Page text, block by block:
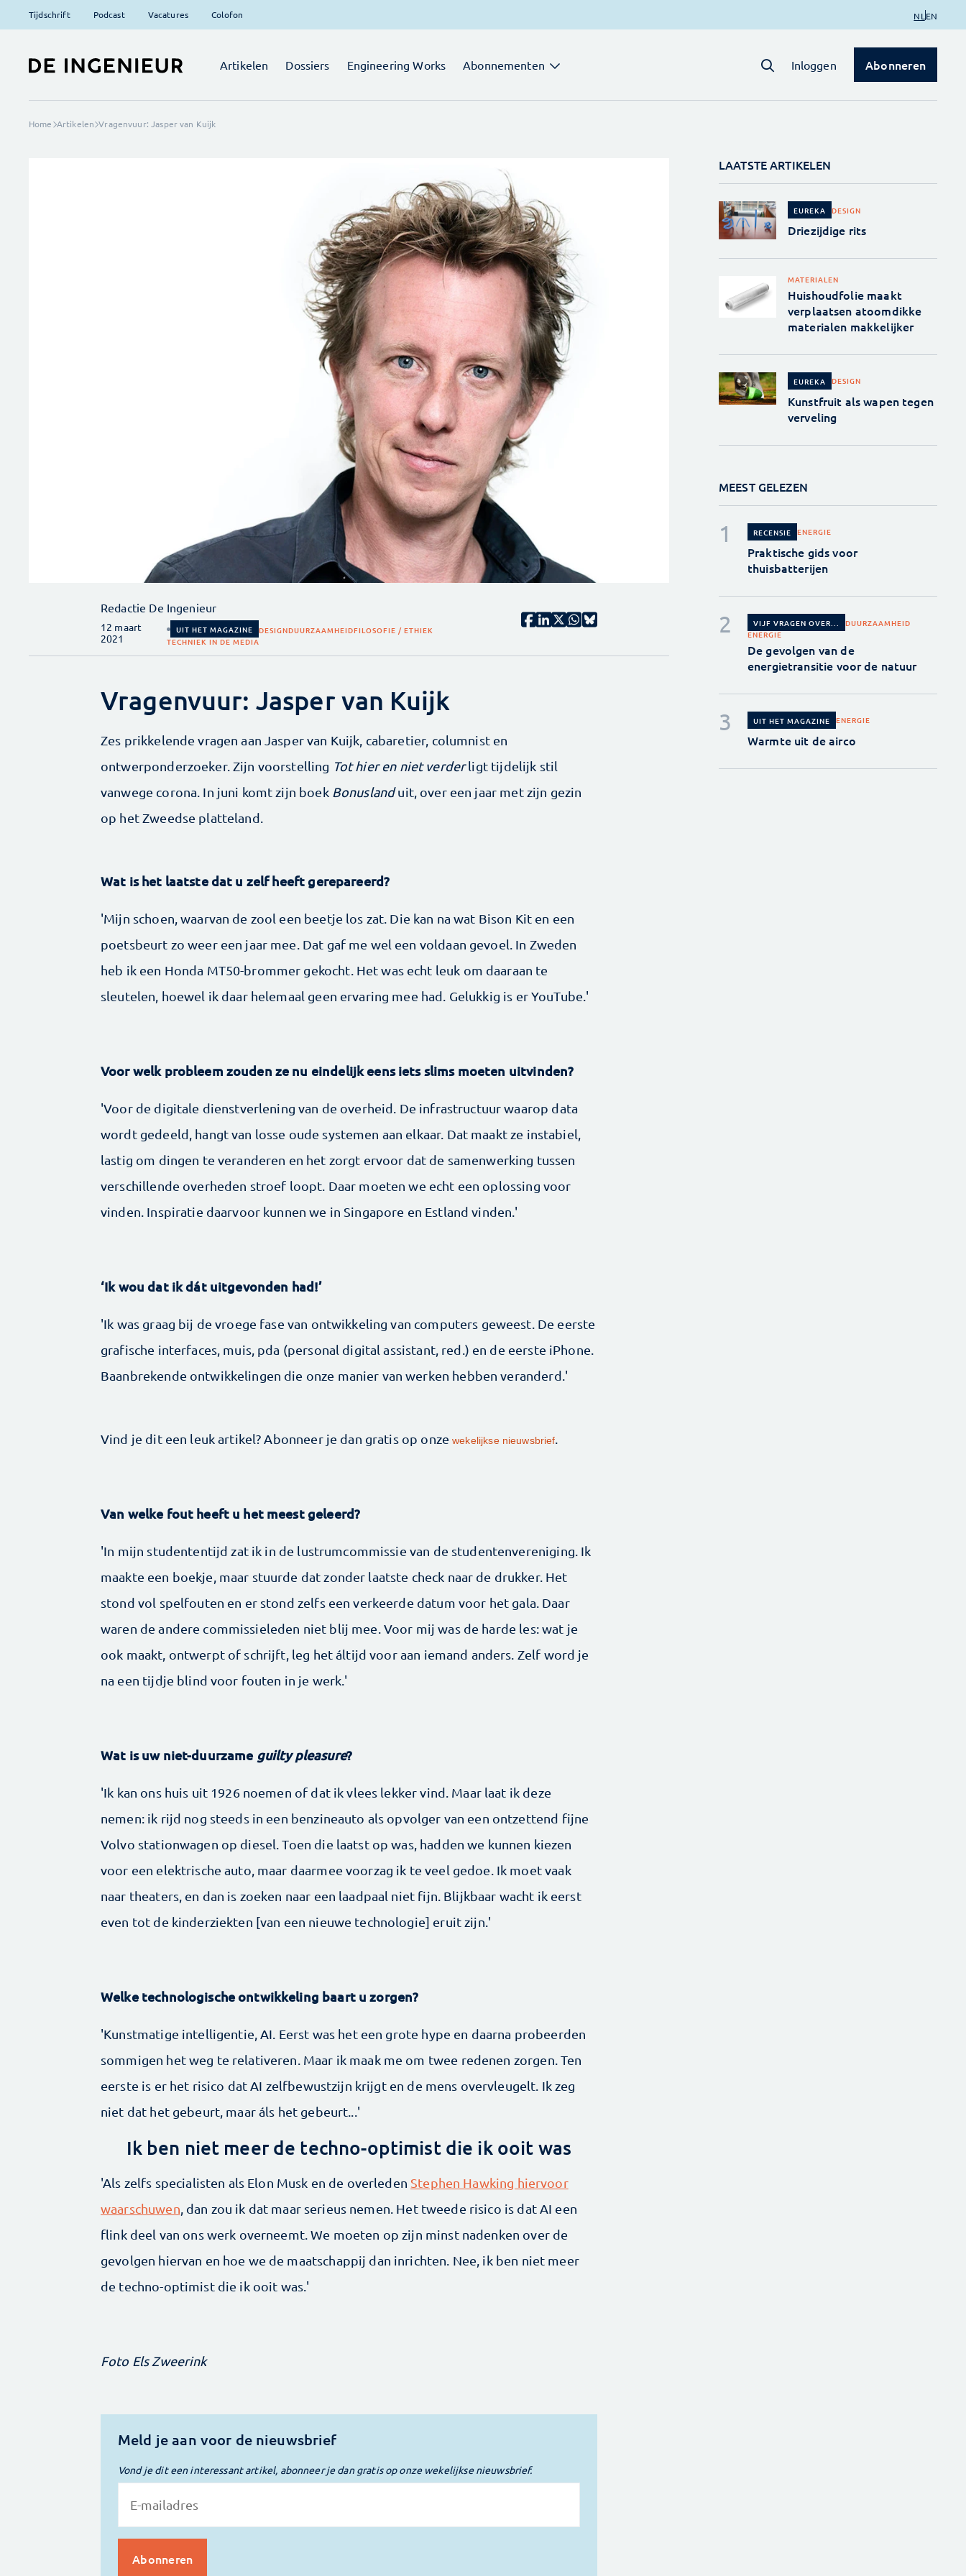
Tijdschrift Podcast Vacatures Colofon NL EN
Artikelen Dossiers Engineering Works Abonnementen Inloggen Abonneren
Home Artikelen Vragenvuur: Jasper van Kuijk
Redactie De Ingenieur
12 maart
2021
UIT HET MAGAZINE DESIGNDUURZAAMHEIDFILOSOFIE / ETHIEK
TECHNIEK IN DE MEDIA
Vragenvuur: Jasper van Kuijk
Zes prikkelende vragen aan Jasper van Kuijk, cabaretier, columnist en
ontwerponderzoeker. Zijn voorstelling Tot hier en niet verderligt tijdelijk stil
vanwege corona. In juni komt zijn boek Bonuslanduit, over een jaar met zijn gezin
op het Zweedse platteland.
Wat is het laatste dat u zelf heeft gerepareerd?
'Mijn schoen, waarvan de zool een beetje los zat. Die kan na wat Bison Kit en een
poetsbeurt zo weer een jaar mee. Dat gaf me wel een voldaan gevoel. In Zweden
heb ik een Honda MT50-brommer gekocht. Het was echt leuk om daaraan te
sleutelen, hoewel ik daar helemaal geen ervaring mee had. Gelukkig is er YouTube.'
Voor welk probleem zouden ze nu eindelijk eens iets slims moeten uitvinden?
'Voor de digitale dienstverlening van de overheid. De infrastructuur waarop data
wordt gedeeld, hangt van losse oude systemen aan elkaar. Dat maakt ze instabiel,
lastig om dingen te veranderen en het zorgt ervoor dat de samenwerking tussen
verschillende overheden stroef loopt. Daar moeten we echt een oplossing voor
vinden. Inspiratie daarvoor kunnen we in Singapore en Estland vinden.'
‘Ik wou dat ik dát uitgevonden had!’
'Ik was graag bij de vroege fase van ontwikkeling van computers geweest. De eerste
grafische interfaces, muis, pda (personal digital assistant, red.) en de eerste iPhone.
Baanbrekende ontwikkelingen die onze manier van werken hebben veranderd.'
Vind je dit een leuk artikel? Abonneer je dan gratis op onzewekelijkse nieuwsbrief.
Van welke fout heeft u het meest geleerd?
'In mijn studententijd zat ik in de lustrumcommissie van de studentenvereniging. Ik
maakte een boekje, maar stuurde dat zonder laatste check naar de drukker. Het
stond vol spelfouten en er stond zelfs een verkeerde datum voor het gala. Daar
waren de andere commissieleden niet blij mee. Voor mij was de harde les: wat je
ook maakt, ontwerpt of schrijft, leg het áltijd voor aan iemand anders. Zelf word je
na een tijdje blind voor fouten in je werk.'
Wat is uw niet-duurzame guilty pleasure?
'Ik kan ons huis uit 1926 noemen of dat ik vlees lekker vind. Maar laat ik deze
nemen: ik rijd nog steeds in een benzineauto als opvolger van een ontzettend fijne
Volvo stationwagen op diesel. Toen die laatst op was, hadden we kunnen kiezen
voor een elektrische auto, maar daarmee voorzag ik te veel gedoe. Ik moet vaak
naar theaters, en dan is zoeken naar een laadpaal niet fijn. Blijkbaar wacht ik eerst
even tot de kinderziekten [van een nieuwe technologie] eruit zijn.'
Welke technologische ontwikkeling baart u zorgen?
'Kunstmatige intelligentie, AI. Eerst was het een grote hype en daarna probeerden
sommigen het weg te relativeren. Maar ik maak me om twee redenen zorgen. Ten
eerste is er het risico dat AI zelfbewustzijn krijgt en de mens overvleugelt. Ik zeg
niet dat het gebeurt, maar áls het gebeurt...'
Ik ben niet meer de techno-optimist die ik ooit was
'Als zelfs specialisten als Elon Musk en de overleden Stephen Hawking hiervoor
waarschuwen, dan zou ik dat maar serieus nemen. Het tweede risico is dat AI een
flink deel van ons werk overneemt. We moeten op zijn minst nadenken over de
gevolgen hiervan en hoe we de maatschappij dan inrichten. Nee, ik ben niet meer
de techno-optimist die ik ooit was.'
Foto Els Zweerink
Meld je aan voor de nieuwsbrief
Vond je dit een interessant artikel, abonneer je dan gratis op onze wekelijkse nieuwsbrief.
LAATSTE ARTIKELEN
EUREKA DESIGN
Driezijdige rits
MATERIALEN
Huishoudfolie maakt
verplaatsen atoomdikke
materialen makkelijker
EUREKA DESIGN
Kunstfruit als wapen tegen
verveling
MEEST GELEZEN
RECENSIE ENERGIE
Praktische gids voor
thuisbatterijen
VIJF VRAGEN OVER...
DUURZAAMHEID
ENERGIE
De gevolgen van de
energietransitie voor de natuur
UIT HET MAGAZINE ENERGIE
Warmte uit de airco